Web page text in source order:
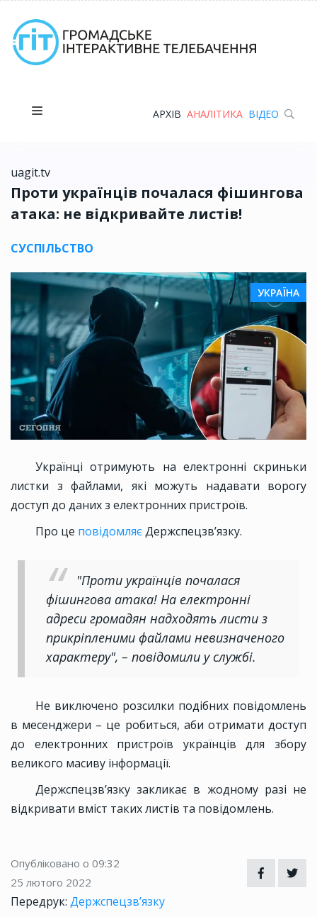
АРХІВ АНАЛІТИКА ВІДЕО
uagit.tv
Проти українців почалася фішингова
атака: не відкривайте листів!
СУСПІЛЬСТВО
УКРАЇНА
Українці отримують на електронні скриньки
листки з файлами, які можуть надавати ворогу
доступ до даних з електронних пристроїв.
Про це повідомляєДержспецзв’язку.
"Проти українців почалася
фішингова атака! На електронні
адреси громадян надходять листи з
прикріпленими файлами невизначеного
характеру", – повідомили у службі.
Не виключено розсилки подібних повідомлень
в месенджери – це робиться, аби отримати доступ
до електронних пристроїв українців для збору
великого масиву інформації.
Держспецзв’язку закликає в жодному разі не
відкривати вміст таких листів та повідомлень.
Опубліковано о 09:32
25 лютого 2022
Передрук: Держспецзв’язку